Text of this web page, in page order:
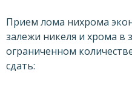
Прием лома нихрома
залежи никеля и хрома в
ограниченном
сдать: